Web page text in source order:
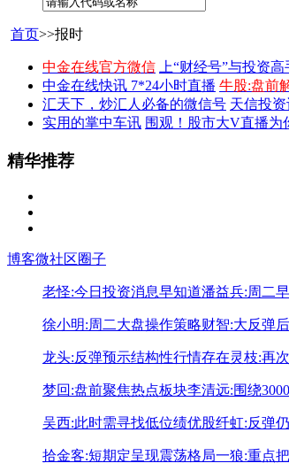
首页>>报时
中金在线官方微信
上“财经号”与投资
中金在线快讯 7*24小时直播 牛股:盘前
汇天下，炒汇人必备的微信号 天信投
实用的掌中车讯 围观！股市大V直播为
精华推荐
博客微社区圈子
老怪:今日投资消息早知道潘益兵:周二
徐小明:周二大盘操作策略财智:大反弹
龙头:反弹预示结构性行情存在灵枝:再
梦回:盘前聚焦热点板块李清远:围绕
吴西:此时需寻找低位绩优股纤虹:反弹
拾金客:短期定呈现震荡格局一狼:重点